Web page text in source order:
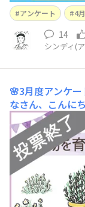
アンケート 4
14
シンディ(
🌸3月度アンケ
なさん、こんに
たね。暖かかっ
く、体調を崩し
の気温差が美味
ててくれている
ということで！